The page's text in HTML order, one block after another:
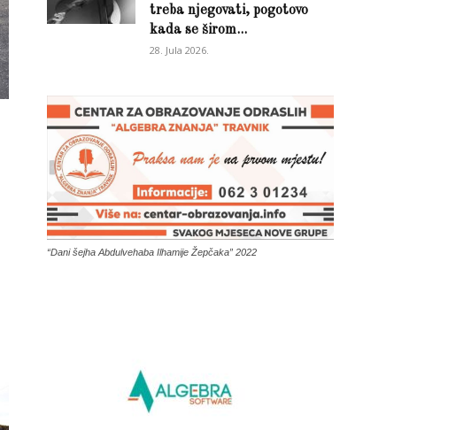
treba njegovati, pogotovo
kada se širom...
28. Jula 2026.
“Dani šejha Abdulvehaba Ilhamije Žepčaka” 2022